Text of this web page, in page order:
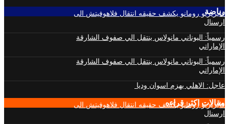
رياضة
فابريزيو رومانو يكشف حقيقه انتقال فلاهوفيتش الى
ارسنال
رسمياً: اليوناني مانولاس ينتقل الي صفوف الشارقة
الإماراتي
رسمياً: اليوناني مانولاس ينتقل الي صفوف الشارقة
الإماراتي
عاجل: الاهلي يهزم اسوان وديا
مقالات اكثر قراءه
فابريزيو رومانو يكشف حقيقه انتقال فلاهوفيتش الى
ارسنال